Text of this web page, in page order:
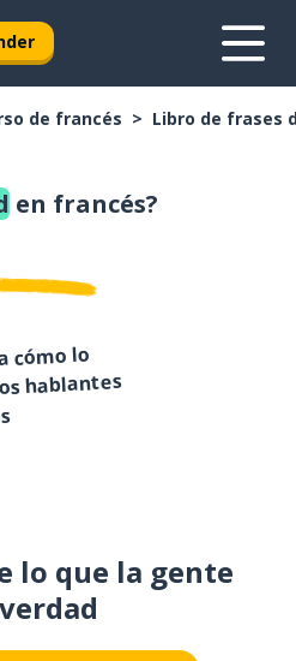
de francés Libro de frases
en francés?
cómo lo
hablantes
lo que la gente